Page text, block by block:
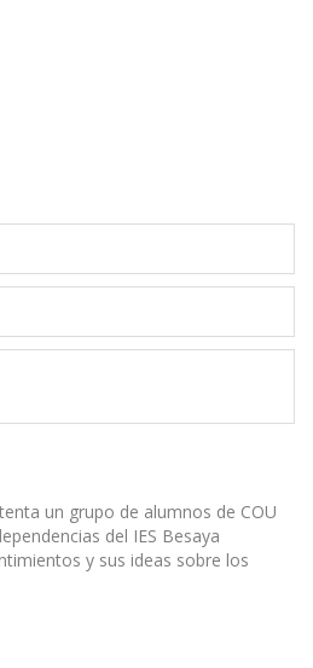
un grupo de alumnos de COU
del IES Besaya
y sus ideas sobre los